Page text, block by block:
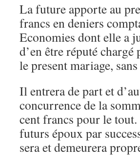
La future apporte au
francs en deniers
Economies dont elle a
d’en être réputé
le present mariage,
Il entrera de part et
concurrence de la
cent francs pour le
futurs époux par
sera et demeurera